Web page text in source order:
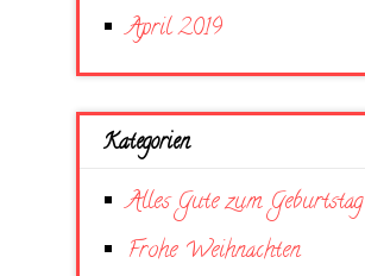
April 2019
Kategorien
Alles Gute zum Geburtstag
Frohe Weihnachten